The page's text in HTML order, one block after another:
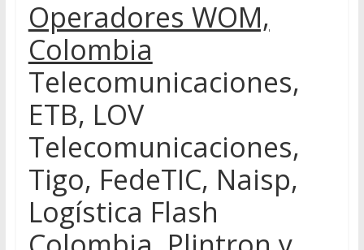
Operadores WOM,
Colombia
Telecomunicaciones,
ETB, LOV
Telecomunicaciones,
Tigo, FedeTIC, Naisp,
Logística Flash